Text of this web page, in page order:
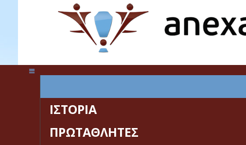
ΙΣΤΟΡΙΑ
ΠΡΩΤΑΘΛΗΤΕΣ